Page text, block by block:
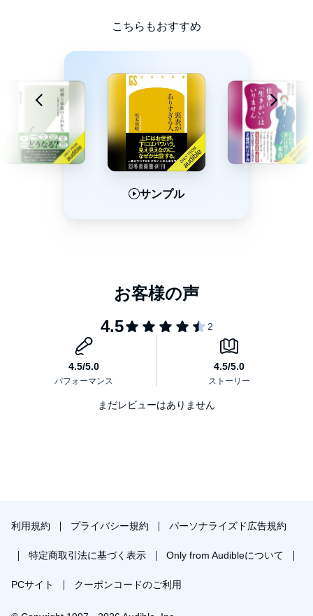
ください。©2026 Enomoto Hiroaki
こちらもおすすめ
サンプル
まだレビューはありません
利用規約 プライバシー規約 パーソナライズド広告規約
特定商取引法に基づく表示 Only from Audibleについて
PCサイト クーポンコードのご利用